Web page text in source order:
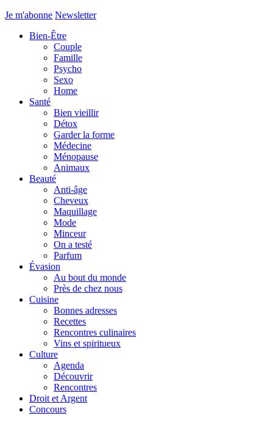
Je m'abonne Newsletter
Bien-Être
Couple
Famille
Psycho
Sexo
Home
Santé
Bien vieillir
Détox
Garder la forme
Médecine
Ménopause
Animaux
Beauté
Anti-âge
Cheveux
Maquillage
Mode
Minceur
On a testé
Parfum
Évasion
Au bout du monde
Près de chez nous
Cuisine
Bonnes adresses
Recettes
Rencontres culinaires
Vins et spiritueux
Culture
Agenda
Découvrir
Rencontres
Droit et Argent
Concours